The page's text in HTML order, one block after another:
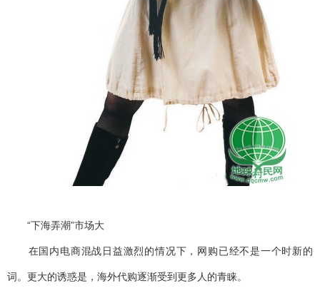
“下海弄潮”市场大
在国内电商混战日益激烈的情况下，网购已经不是一个时新的
词。更大的诱惑是，海外代购逐渐受到更多人的青睐。